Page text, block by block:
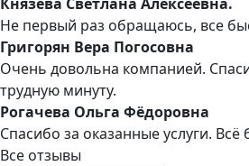
Не первый раз обращаюсь, все
Григорян Вера Погосовна
Очень довольна компанией.
трудную минуту.
Рогачева Ольга Фёдоровна
Спасибо за оказанные услуги. Всё
Все отзывы